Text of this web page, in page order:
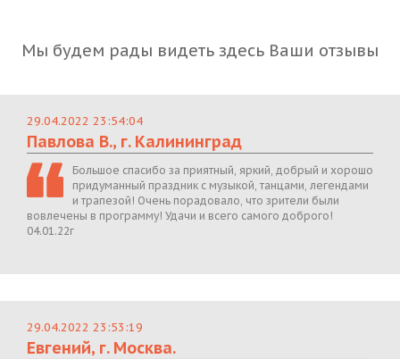
Мы будем рады видеть здесь Ваши отзывы
29.04.2022 23:54:04
Павлова В., г. Калининград
Большое спасибо за приятный, яркий, добрый и хорошо
придуманный праздник с музыкой, танцами, легендами
и трапезой! Очень порадовало, что зрители были
вовлечены в программу! Удачи и всего самого доброго!
04.01.22г
29.04.2022 23:53:19
Евгений, г. Москва.